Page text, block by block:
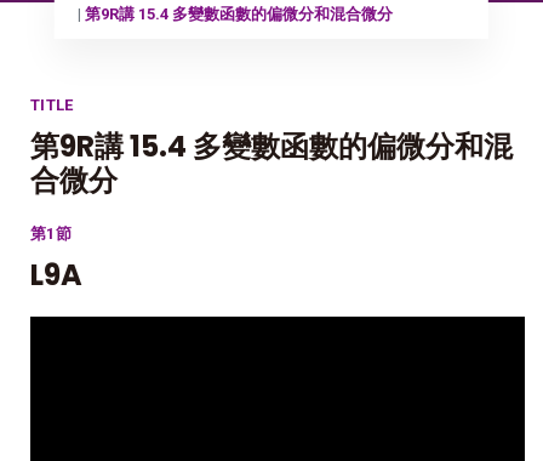
第9R講 15.4 多變數函數的偏微分和混合微分
TITLE
第9R講 15.4 多變數函數的偏微分和混
合微分
第1節
L9A